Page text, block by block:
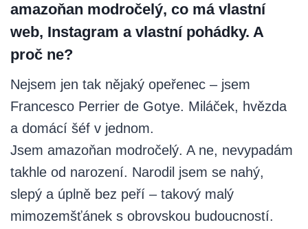
amazoňan modročelý, co má vlastní
web, Instagram a vlastní pohádky. A
proč ne?
Nejsem jen tak nějaký opeřenec – jsem
Francesco Perrier de Gotye. Miláček, hvězda
a domácí šéf v jednom.
Jsem amazoňan modročelý. A ne, nevypadám
takhle od narození. Narodil jsem se nahý,
slepý a úplně bez peří – takový malý
mimozemšťánek s obrovskou budoucností.